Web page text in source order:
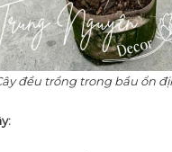
đều trồng trong bầu ổn